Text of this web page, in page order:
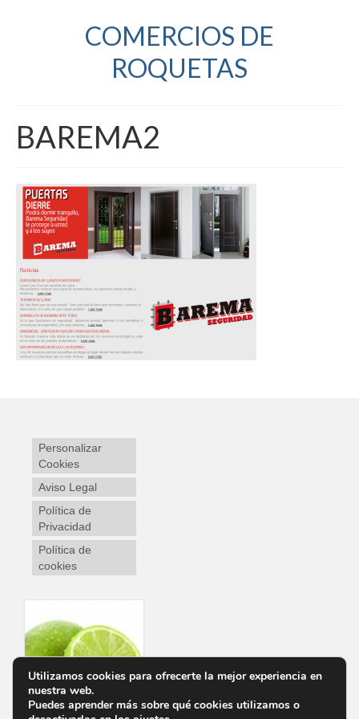
COMERCIOS DE
ROQUETAS
BAREMA2
Personalizar
Cookies
Aviso Legal
Política de
Privacidad
Política de
cookies
Utilizamos cookies para ofrecerte la mejor experiencia en
nuestra web.
Puedes aprender más sobre qué cookies utilizamos o